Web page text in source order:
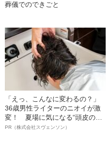
葬儀でのできごと
「えっ、こんなに変わるの？」
36歳男性ライターのニオイが激
変！ 夏場に気になる“頭皮のニ
オイ”や“ベタつき”を解消す
PR（株式会社スヴェンソン）